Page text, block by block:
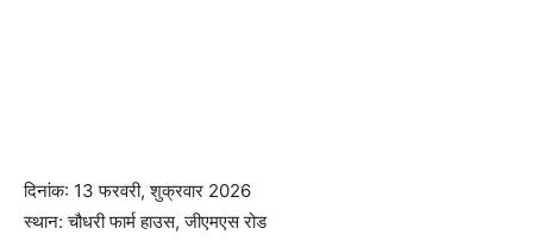
दिनांक: 13 फरवरी, शुक्रवार 2026
स्थान: चौधरी फार्म हाउस, जीएमएस रोड